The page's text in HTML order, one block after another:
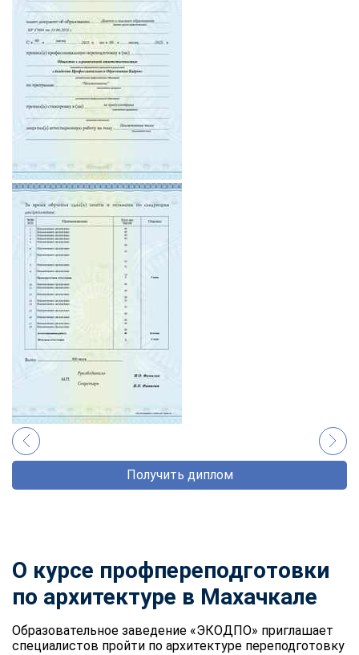
Получить диплом
О курсе профпереподготовки
по архитектуре в Махачкале
Образовательное заведение «ЭКОДПО» приглашает
специалистов пройти по архитектуре переподготовку